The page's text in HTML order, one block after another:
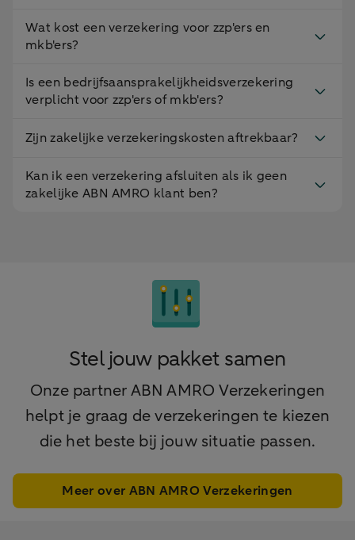
Wat kost een verzekering voor zzp'ers en
mkb'ers?
Is een bedrijfsaansprakelijkheidsverzekering
verplicht voor zzp'ers of mkb'ers?
Zijn zakelijke verzekeringskosten aftrekbaar?
Kan ik een verzekering afsluiten als ik geen
zakelijke ABN AMRO klant ben?
Stel jouw pakket samen
Onze partner ABN AMRO Verzekeringen
helpt je graag de verzekeringen te kiezen
die het beste bij jouw situatie passen.
Meer over ABN AMRO Verzekeringen